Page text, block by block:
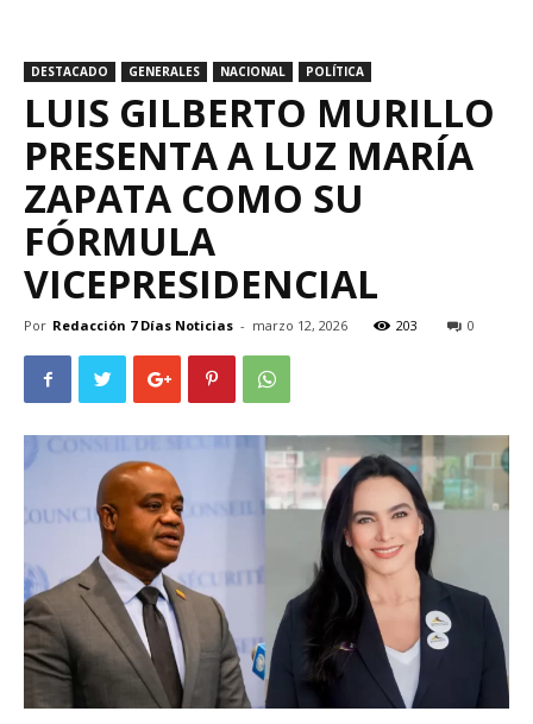
DESTACADO GENERALES NACIONAL POLÍTICA
LUIS GILBERTO MURILLO
PRESENTA A LUZ MARÍA
ZAPATA COMO SU
FÓRMULA
VICEPRESIDENCIAL
Por Redacción 7 Días Noticias - marzo 12, 2026 203 0